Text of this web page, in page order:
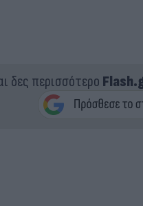
δες περισσότερο